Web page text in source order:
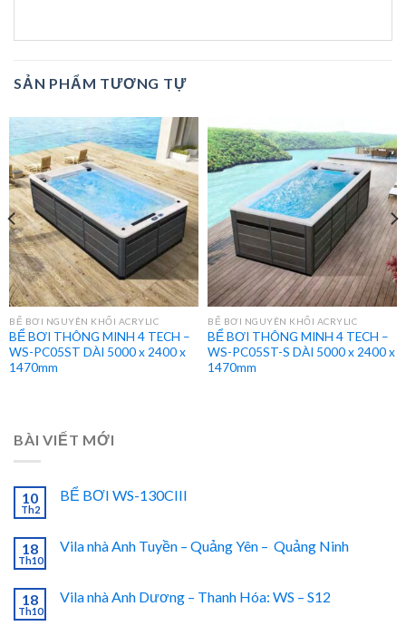
SẢN PHẨM TƯƠNG TỰ
BỂ BƠI NGUYÊN KHỐI ACRYLIC
BỂ BƠI THÔNG MINH 4 TECH –
WS-PC05ST DÀI 5000 x 2400 x
1470mm
BỂ BƠI NGUYÊN KHỐI ACRYLIC
BỂ BƠI THÔNG MINH 4 TECH –
WS-PC05ST-S DÀI 5000 x 2400 x
1470mm
BÀI VIẾT MỚI
10
Th2
BỂ BƠI WS-130CIII
18
Th10
Vila nhà Anh Tuyền – Quảng Yên – Quảng Ninh
18
Th10
Vila nhà Anh Dương – Thanh Hóa: WS – S12